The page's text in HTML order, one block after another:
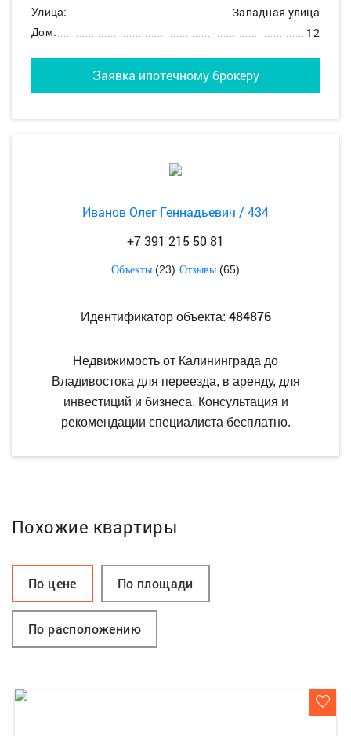
Улица: Западная улица
Дом: 12
Заявка ипотечному брокеру
Иванов Олег Геннадьевич / 434
+7 391 215 50 81
Объекты (23) Отзывы (65)
Идентификатор объекта: 484876
Недвижимость от Калининграда до
Владивостока для переезда, в аренду, для
инвестиций и бизнеса. Консультация и
рекомендации специалиста бесплатно.
Похожие квартиры
По цене По площади
По расположению